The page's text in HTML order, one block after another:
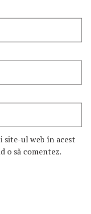
site-ul web în acest
o să comentez.